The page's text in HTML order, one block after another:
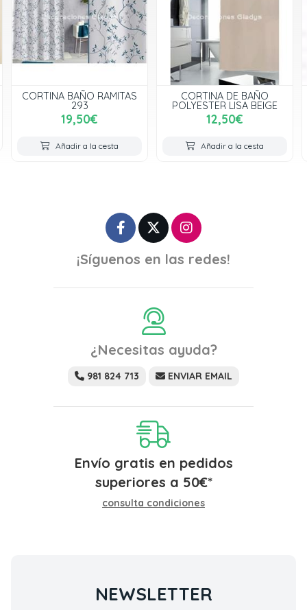
CORTINA BAÑO RAMITAS
293
19,50€
Añadir a la cesta
CORTINA DE BAÑO
POLYESTER LISA BEIGE
12,50€
Añadir a la cesta
¡Síguenos en las redes!
¿Necesitas ayuda?
981 824 713 ENVIAR EMAIL
Envío gratis en pedidos
superiores a 50€*
consulta condiciones
NEWSLETTER